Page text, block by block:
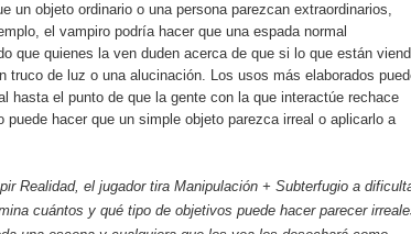
un objeto ordinario o una persona parezcan extraordinarios,
el vampiro podría hacer que una espada normal
que quienes la ven duden acerca de que si lo que están
truco de luz o una alucinación. Los usos más elaborados
hasta el punto de que la gente con la que interactúe rechace
hacer que un simple objeto parezca irreal o aplicarlo a
Realidad, el jugador tira Manipulación + Subterfugio a
cuántos y qué tipo de objetivos puede hacer parecer